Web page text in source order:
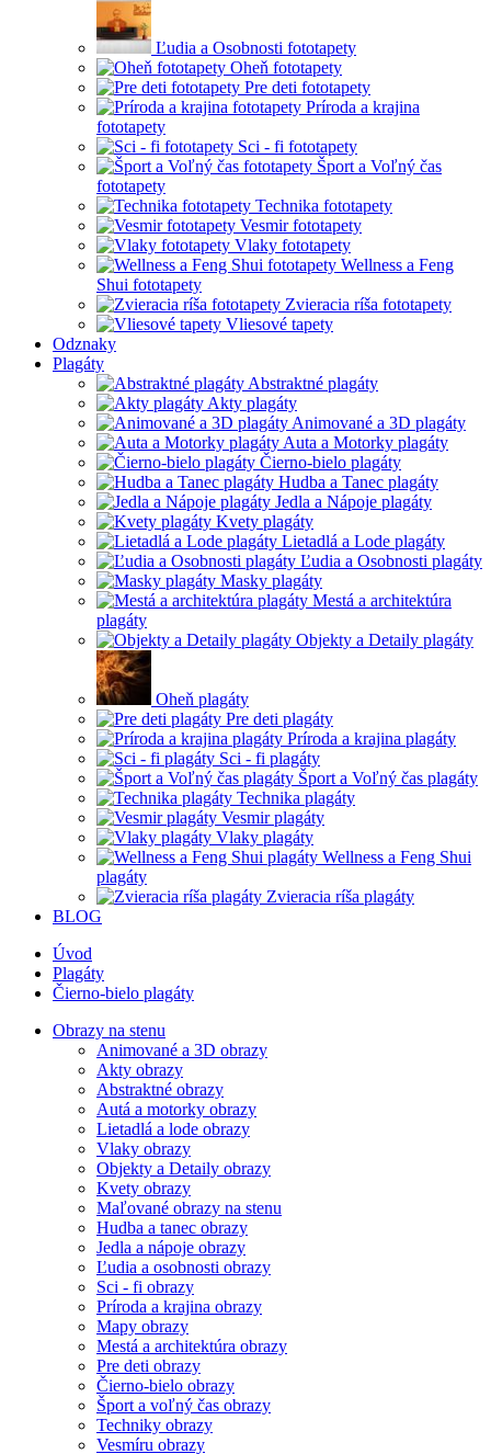
Ľudia a Osobnosti fototapety
Oheň fototapety
Pre deti fototapety
Príroda a krajina
fototapety
Sci - fi fototapety
Šport a Voľný čas
fototapety
Technika fototapety
Vesmir fototapety
Vlaky fototapety
Wellness a Feng
Shui fototapety
Zvieracia ríša fototapety
Vliesové tapety
Odznaky
Plagáty
Abstraktné plagáty
Akty plagáty
Animované a 3D plagáty
Auta a Motorky plagáty
Čierno-bielo plagáty
Hudba a Tanec plagáty
Jedla a Nápoje plagáty
Kvety plagáty
Lietadlá a Lode plagáty
Ľudia a Osobnosti plagáty
Masky plagáty
Mestá a architektúra
plagáty
Objekty a Detaily plagáty
Oheň plagáty
Pre deti plagáty
Príroda a krajina plagáty
Sci - fi plagáty
Šport a Voľný čas plagáty
Technika plagáty
Vesmir plagáty
Vlaky plagáty
Wellness a Feng Shui
plagáty
Zvieracia ríša plagáty
BLOG
Úvod
Plagáty
Čierno-bielo plagáty
Obrazy na stenu
Animované a 3D obrazy
Akty obrazy
Abstraktné obrazy
Autá a motorky obrazy
Lietadlá a lode obrazy
Vlaky obrazy
Objekty a Detaily obrazy
Kvety obrazy
Maľované obrazy na stenu
Hudba a tanec obrazy
Jedla a nápoje obrazy
Ľudia a osobnosti obrazy
Sci - fi obrazy
Príroda a krajina obrazy
Mapy obrazy
Mestá a architektúra obrazy
Pre deti obrazy
Čierno-bielo obrazy
Šport a voľný čas obrazy
Techniky obrazy
Vesmíru obrazy